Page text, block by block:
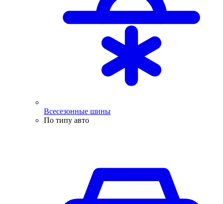
Всесезонные шины
По типу авто